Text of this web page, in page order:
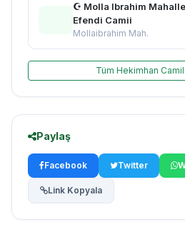
☪ Molla Ibrahim
Efendi Camii
Mollaibrahim Mah.
Tüm Hekimhan
Paylaş
Facebook Twitter
Link Kopyala